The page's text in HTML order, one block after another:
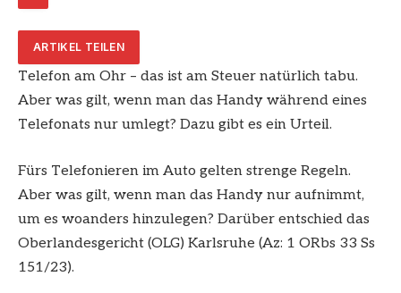
ARTIKEL TEILEN
Telefon am Ohr – das ist am Steuer natürlich tabu.
Aber was gilt, wenn man das Handy während eines
Telefonats nur umlegt? Dazu gibt es ein Urteil.
Fürs Telefonieren im Auto gelten strenge Regeln.
Aber was gilt, wenn man das Handy nur aufnimmt,
um es woanders hinzulegen? Darüber entschied das
Oberlandesgericht (OLG) Karlsruhe (Az: 1 ORbs 33 Ss
151/23).